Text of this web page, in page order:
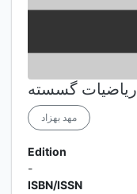
ریاضیات گسسته
مهد بهزاد
Edition
-
ISBN/ISSN